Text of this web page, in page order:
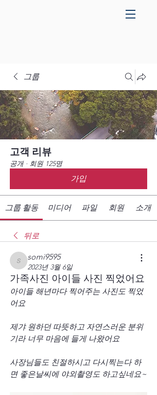
그룹
고객 리뷰
공개 · 회원 125명
가입
그룹 활동 미디어 파일 회원 소개
뒤로
somi9595
somi9595
2023년 3월 6일
가족사진 아이들 사진 찍었어요
아이들 해년마다 찍어주는 사진도 찍었
어요
제갸 원하던 따뜻하고 자연스러운 분위
기라 너무 마음에 들게 나왔어요
사장님들도 친절하시고 다시찍는다 하
면 좋은날씨에 야외촬영도 하고싶네요~